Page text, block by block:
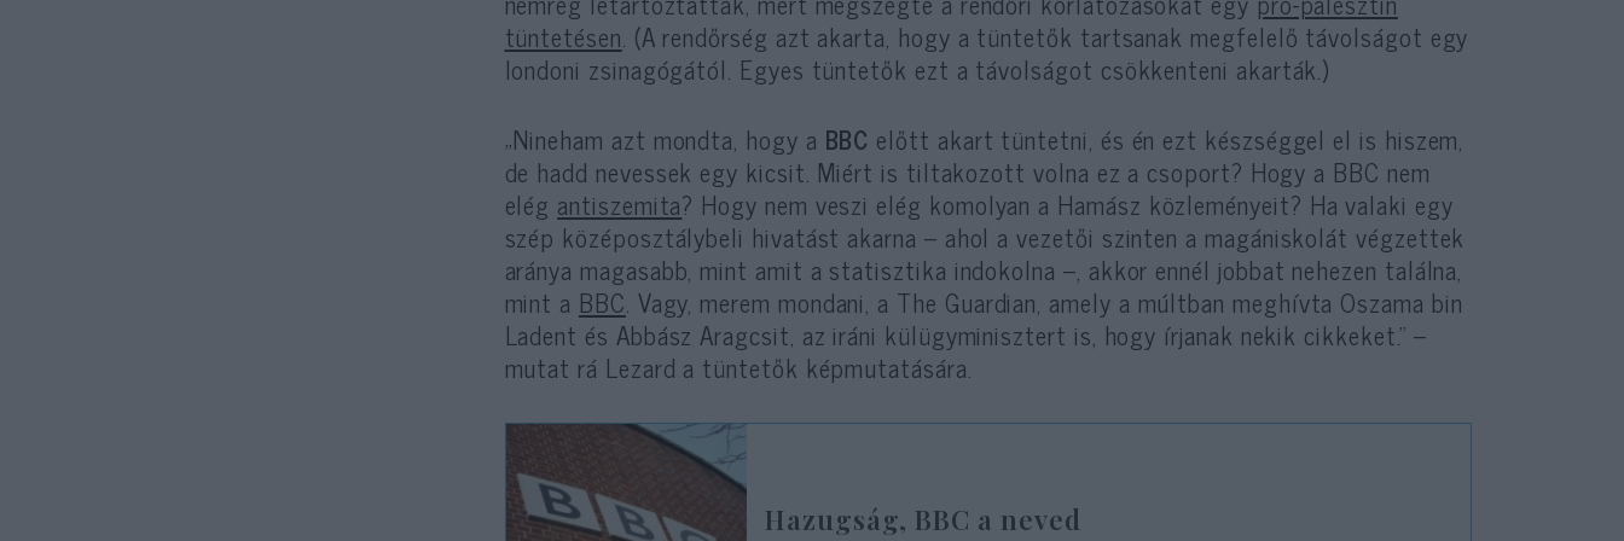
tüntetésen. (A rendőrség azt akarta, hogy a tüntetők tartsanak megfelelő távolságot egy
londoni zsinagógától. Egyes tüntetők ezt a távolságot csökkenteni akarták.)
„Nineham azt mondta, hogy a BBC előtt akart tüntetni, és én ezt készséggel el is hiszem,
de hadd nevessek egy kicsit. Miért is tiltakozott volna ez a csoport? Hogy a BBC nem
elég antiszemita? Hogy nem veszi elég komolyan a Hamász közleményeit? Ha valaki egy
szép középosztálybeli hivatást akarna – ahol a vezetői szinten a magániskolát végzettek
aránya magasabb, mint amit a statisztika indokolna –, akkor ennél jobbat nehezen találna,
mint a BBC. Vagy, merem mondani, a The Guardian, amely a múltban meghívta Oszama bin
Ladent és Abbász Aragcsit, az iráni külügyminisztert is, hogy írjanak nekik cikkeket.” –
mutat rá Lezard a tüntetők képmutatására.
Hazugság, BBC a neved